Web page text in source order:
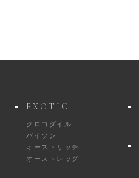
EXOTIC
クロコダイル
パイソン
オーストリッチ
オーストレッグ